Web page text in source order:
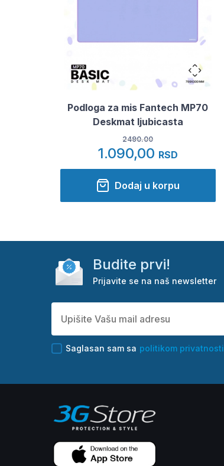
Podloga za mis Fantech MP70
Deskmat ljubicasta
2490.00
1.090,00 RSD
Dodaj u korpu
Budite prvi!
Prijavite se na naš newsletter
Saglasan sam sa politikom privatnosti